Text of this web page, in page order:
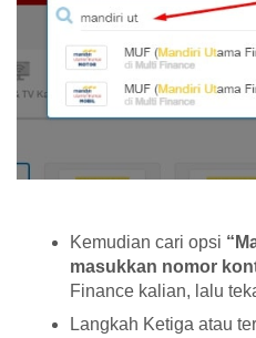
Kemudian cari opsi
masukkan nomor
Finance kalian, lalu
Langkah Ketiga atau